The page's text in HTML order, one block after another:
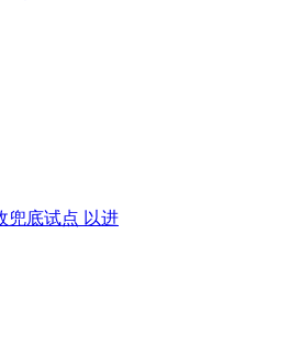
兜底试点 以进